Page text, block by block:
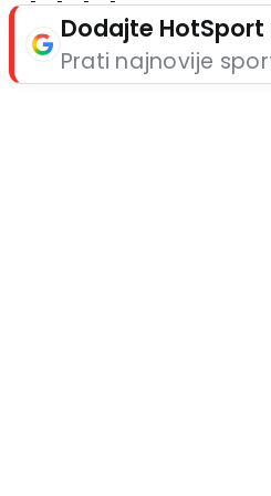
Dodajte HotSport
Prati najnovije